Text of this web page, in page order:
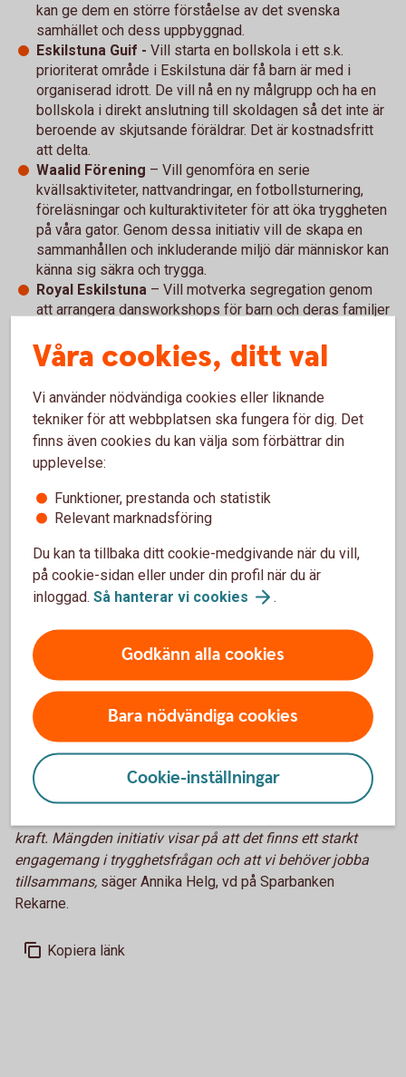
kan ge dem en större förståelse av det svenska
samhället och dess uppbyggnad.
Eskilstuna Guif - Vill starta en bollskola i ett s.k.
prioriterat område i Eskilstuna där få barn är med i
organiserad idrott. De vill nå en ny målgrupp och ha en
bollskola i direkt anslutning till skoldagen så det inte är
beroende av skjutsande föräldrar. Det är kostnadsfritt
att delta.
Waalid Förening – Vill genomföra en serie
kvällsaktiviteter, nattvandringar, en fotbollsturnering,
föreläsningar och kulturaktiviteter för att öka tryggheten
på våra gator. Genom dessa initiativ vill de skapa en
sammanhållen och inkluderande miljö där människor kan
känna sig säkra och trygga.
Royal Eskilstuna – Vill motverka segregation genom
att arrangera dansworkshops för barn och deras familjer
självstärkande dans med influenser från de kulturer som
är representerade i bostadsområdena.
Nova MMA
– Vill genomföra event med provträning
tillsammans med fritidsgårdarna i socioekonomiskt
utsatta områden runt om i Eskilstuna för att motverka
våld och ge insyn för gemenskap och en meningsfull
fritid. Samt genomföra trygghetsvandring/nattvandring
varje månad i utsatta områden.
Drömfabriken- Vill bygga trygghet från grunden och
skapa en röd linje från de allra yngsta barnen upp till 18
år. Det vill de göra genom tre konkreta satsningar med
fokus på ökad trygghet.
Young Revolution
– Vill utbilda fler Street coacher i
skolor för att få ut goda förebilder i områden där det
råder brist på dem. Genom att vara närvarande och
stödjande kan Street coacherna erbjuda ungdomarna
den trygghet, gemenskap och kärlek som de saknar och
samtidigt ge dem möjligheten att utveckla sig själva och
inspirera andra.
– Som lokal sparbank har vi i snart 200 år engagerat oss i
lokalsamhället och människorna som lever här.
Rekarnemiljonen går i linje med vår vision om att
tillsammans skapa ett tryggt och hållbart samhälle där vi
kraft. Mängden initiativ visar på att det finns ett starkt
engagemang i trygghetsfrågan och att vi behöver jobba
tillsammans, säger Annika Helg, vd på Sparbanken
Rekarne.
Kopiera länk
Våra cookies, ditt val
Vi använder nödvändiga cookies eller liknande
tekniker för att webbplatsen ska fungera för dig. Det
finns även cookies du kan välja som förbättrar din
upplevelse:
Funktioner, prestanda och statistik
Relevant marknadsföring
Du kan ta tillbaka ditt cookie-medgivande när du vill,
på cookie-sidan eller under din profil när du är
inloggad. Så hanterar vi cookies .
Godkänn alla cookies
Bara nödvändiga cookies
Cookie-inställningar